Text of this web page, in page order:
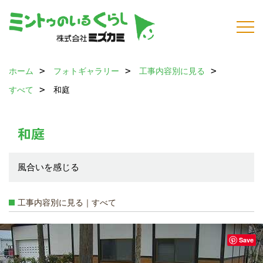
ホーム フォトギャラリー
工事内容別に見る
すべて
和庭
和庭
風合いを感じる
工事内容別に見る｜すべて
Save